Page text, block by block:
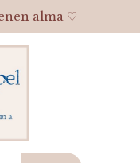
alma ♡